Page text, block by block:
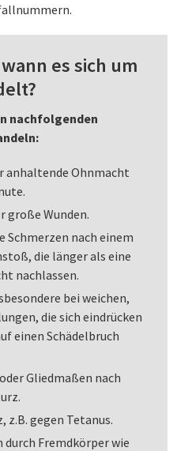
es sich um
nachfolgenden
anhaltende Ohnmacht
große Wunden.
Schmerzen nach einem
die länger als eine
nachlassen.
bei weichen,
die sich eindrücken
einen Schädelbruch
Gliedmaßen nach
z.B. gegen Tetanus.
durch Fremdkörper wie